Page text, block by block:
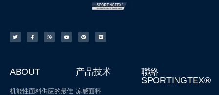
ABOUT
机能性面料供应的最佳
产品技术
凉感面料
聯絡
SPORTINGTEX®